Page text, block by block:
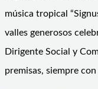
música tropical
valles generosos
Dirigente Social y
premisas, siempre